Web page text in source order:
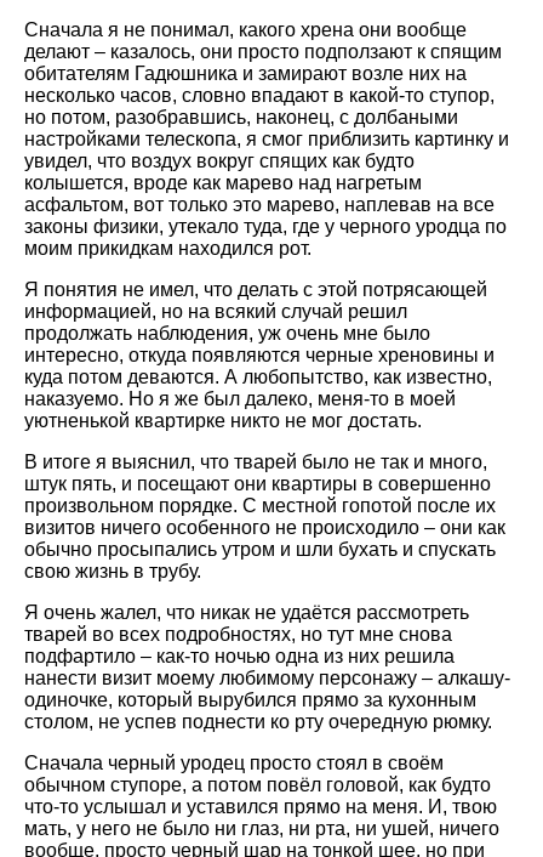
Сначала я не понимал, какого хрена они вообще
делают – казалось, они просто подползают к спящим
обитателям Гадюшника и замирают возле них на
несколько часов, словно впадают в какой-то ступор,
но потом, разобравшись, наконец, с долбаными
настройками телескопа, я смог приблизить картинку и
увидел, что воздух вокруг спящих как будто
колышется, вроде как марево над нагретым
асфальтом, вот только это марево, наплевав на все
законы физики, утекало туда, где у черного уродца по
моим прикидкам находился рот.
Я понятия не имел, что делать с этой потрясающей
информацией, но на всякий случай решил
продолжать наблюдения, уж очень мне было
интересно, откуда появляются черные хреновины и
куда потом деваются. А любопытство, как известно,
наказуемо. Но я же был далеко, меня-то в моей
уютненькой квартирке никто не мог достать.
В итоге я выяснил, что тварей было не так и много,
штук пять, и посещают они квартиры в совершенно
произвольном порядке. С местной гопотой после их
визитов ничего особенного не происходило – они как
обычно просыпались утром и шли бухать и спускать
свою жизнь в трубу.
Я очень жалел, что никак не удаётся рассмотреть
тварей во всех подробностях, но тут мне снова
подфартило – как-то ночью одна из них решила
нанести визит моему любимому персонажу – алкашу-
одиночке, который вырубился прямо за кухонным
столом, не успев поднести ко рту очередную рюмку.
Сначала черный уродец просто стоял в своём
обычном ступоре, а потом повёл головой, как будто
что-то услышал и уставился прямо на меня. И, твою
мать, у него не было ни глаз, ни рта, ни ушей, ничего
вообще, просто черный шар на тонкой шее, но при